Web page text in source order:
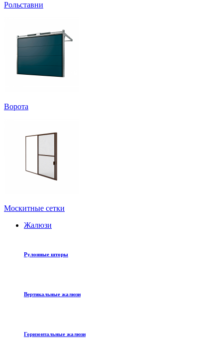
Рольставни
Ворота
Москитные сетки
Жалюзи
Рулонные шторы
Вертикальные жалюзи
Горизонтальные жалюзи